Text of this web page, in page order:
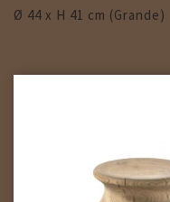
Ø 44 x H 41 cm (Grande)